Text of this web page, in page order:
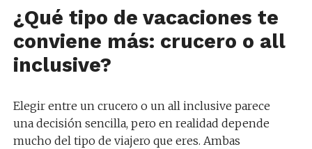
¿Qué tipo de vacaciones te
conviene más: crucero o all
inclusive?
Elegir entre un crucero o un all inclusive parece
una decisión sencilla, pero en realidad depende
mucho del tipo de viajero que eres. Ambas